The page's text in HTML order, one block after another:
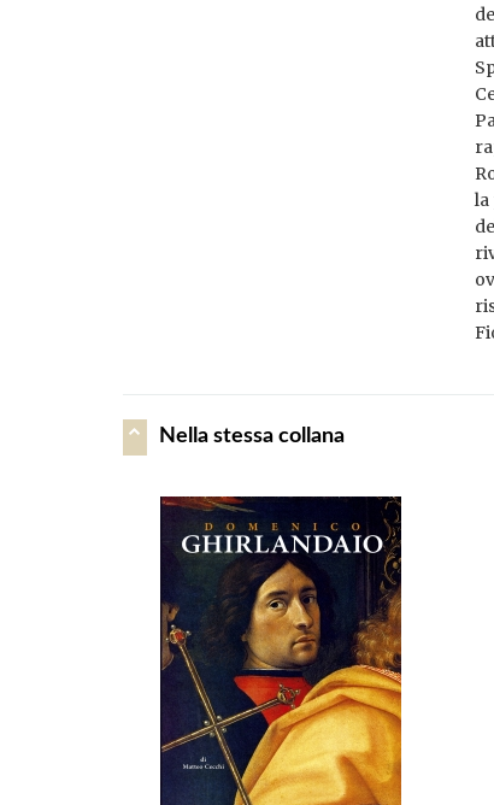
la
Nella stessa collana